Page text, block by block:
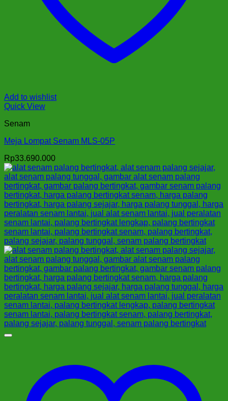
Add to wishlist
Quick View
Senam
Meja Lompat Senam MLS-05P
Rp33.690.000